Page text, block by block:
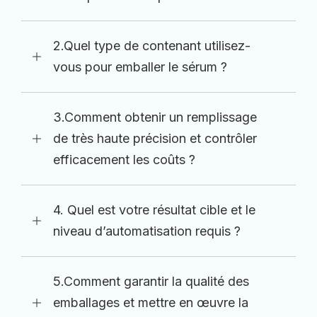
2.Quel type de contenant utilisez-
vous pour emballer le sérum ?
3.Comment obtenir un remplissage
de très haute précision et contrôler
efficacement les coûts ?
4. Quel est votre résultat cible et le
niveau d’automatisation requis ?
5.Comment garantir la qualité des
emballages et mettre en œuvre la